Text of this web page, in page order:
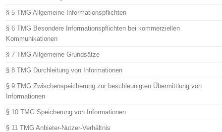
§ 5 TMG Allgemeine Informationspflichten
§ 6 TMG Besondere Informationspflichten bei kommerziellen
Kommunikationen
§ 7 TMG Allgemeine Grundsätze
§ 8 TMG Durchleitung von Informationen
§ 9 TMG Zwischenspeicherung zur beschleunigten Übermittlung von
Informationen
§ 10 TMG Speicherung von Informationen
§ 11 TMG Anbieter-Nutzer-Verhältnis